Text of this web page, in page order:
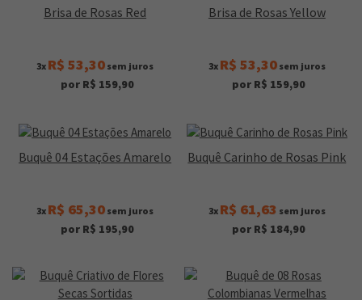
Brisa de Rosas Red
3x R$ 53,30 sem juros
por R$ 159,90
Brisa de Rosas Yellow
3x R$ 53,30sem juros
por R$ 159,90
Buquê 04 Estações Amarelo
3x R$ 65,30 sem juros
por R$ 195,90
Buquê Carinho de Rosas Pink
3x R$ 61,63 sem juros
por R$ 184,90